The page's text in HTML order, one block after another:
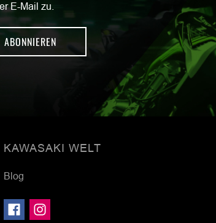
E-Mail zu.
ABONNIEREN
KAWASAKI WELT
Blog